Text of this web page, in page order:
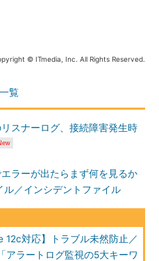
V$DIAG_CRITICAL_ERROR」（11g R1
のみを対象とし、必要に応じて追加し
ンREDOログのアーカイブ処理が完了
ず、ログスイッチができない（待機し
うになった場合には、「処理パフォー
影響が出ている可能性がある」ので注
イブ先のディスクに空き容量がない
パラメーターLOG_ARCHIVE_DESTで
ディスクの空き領域を確認する
© ITmedia, Inc. All Rights Reserved.
覧
スナーログ、接続障害発生時
ラーが出たらまず何を見るか
／インシデントファイル
12c対応】トラブル未然防止／
アラートログ監視の5大キーワ